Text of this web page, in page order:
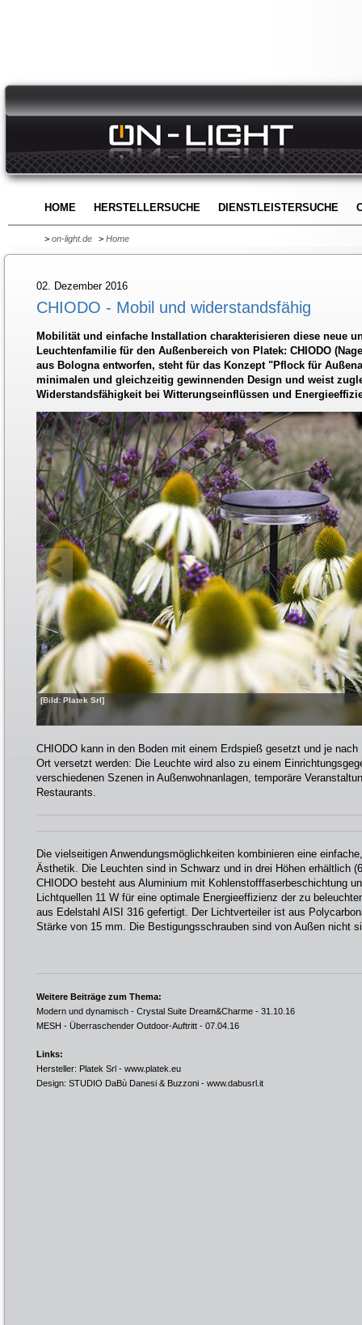
HOME HERSTELLERSUCHE DIENSTLEISTERSUCHE
> on-light.de > Home
02. Dezember 2016
CHIODO - Mobil und widerstandsfähig
Mobilität und einfache Installation charakterisieren diese neue
Leuchtenfamilie für den Außenbereich von Platek: CHIODO
aus Bologna entworfen, steht für das Konzept "Pflock für
minimalen und gleichzeitig gewinnenden Design und weist
Widerstandsfähigkeit bei Witterungseinflüssen und
[Bild: Platek Srl]
CHIODO kann in den Boden mit einem Erdspieß gesetzt und je
Ort versetzt werden: Die Leuchte wird also zu einem
verschiedenen Szenen in Außenwohnanlagen, temporäre
Restaurants.
Die vielseitigen Anwendungsmöglichkeiten kombinieren eine
Ästhetik. Die Leuchten sind in Schwarz und in drei Höhen erhältlich
CHIODO besteht aus Aluminium mit Kohlenstofffaserbeschichtung
Lichtquellen 11 W für eine optimale Energieeffizienz der zu
aus Edelstahl AISI 316 gefertigt. Der Lichtverteiler ist aus
Stärke von 15 mm. Die Bestigungsschrauben sind von Außen nicht
Weitere Beiträge zum Thema:
Modern und dynamisch - Crystal Suite Dream&Charme - 31.10.16
MESH - Überraschender Outdoor-Auftritt - 07.04.16
Links:
Hersteller: Platek Srl - www.platek.eu
Design: STUDIO DaBù Danesi & Buzzoni - www.dabusrl.it